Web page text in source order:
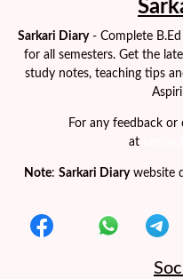
Sarkari Diary- Complete B.Ed
for all semesters. Get the
study notes, teaching tips
For any feedback or
at
Note: Sarkari Diarywebsite